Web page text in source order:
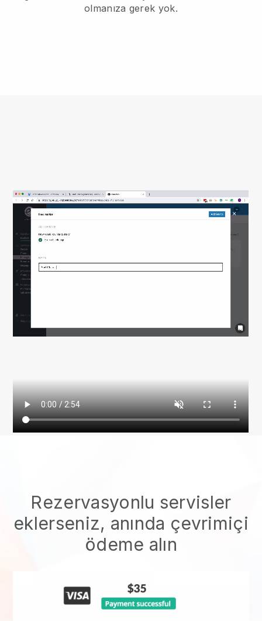
olmanıza gerek yok.
Rezervasyonlu servisler
eklerseniz, anında çevrimiçi
ödeme alın